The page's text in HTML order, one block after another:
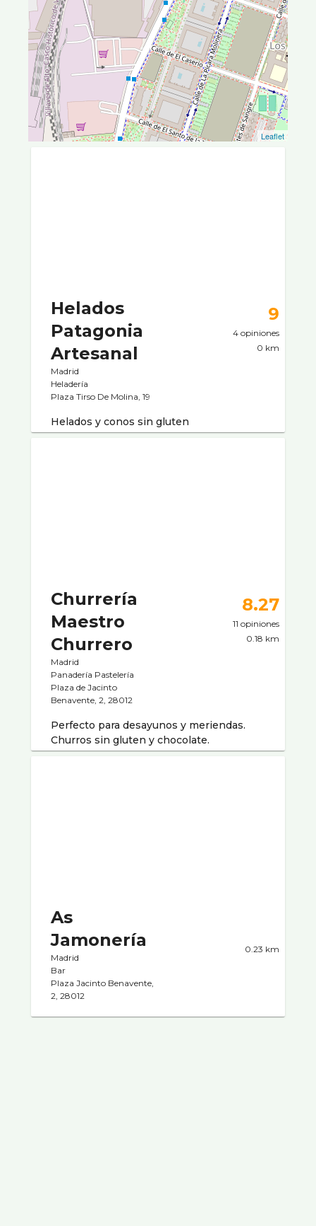
Leaflet
Helados
Patagonia
Artesanal
Madrid
Heladerí­a
Plaza Tirso De Molina, 19
9
4 opiniones
0 km
Helados y conos sin gluten
Churrería
Maestro
Churrero
Madrid
Panaderí­a Pastelerí­a
Plaza de Jacinto
Benavente, 2, 28012
8.27
11 opiniones
0.18 km
Perfecto para desayunos y meriendas.
Churros sin gluten y chocolate.
As
Jamonerí­a
Madrid
Bar
Plaza Jacinto Benavente,
2, 28012
0.23 km